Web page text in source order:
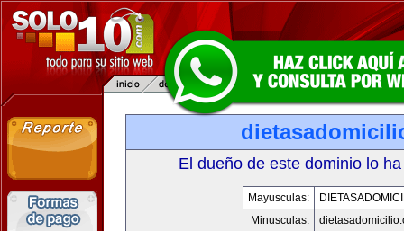
El dueño de este dominio lo
Mayusculas:
Minusculas: